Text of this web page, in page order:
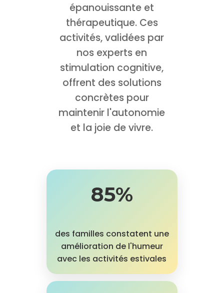
épanouissante et
thérapeutique. Ces
activités, validées par
nos experts en
stimulation cognitive,
offrent des solutions
concrètes pour
maintenir l'autonomie
et la joie de vivre.
85%
des familles constatent une
amélioration de l'humeur
avec les activités estivales